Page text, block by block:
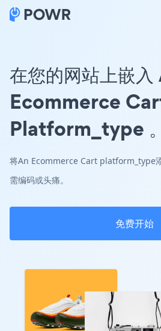
在您的网站上嵌
Ecommerce
Platform_type 。
将An Ecommerce Cart platform_type
需编码或头痛。
免费开始